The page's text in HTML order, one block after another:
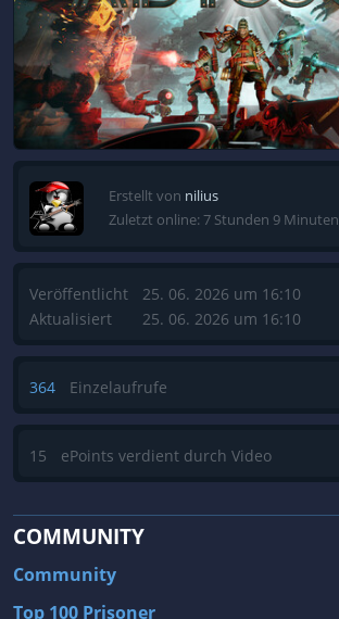
Erstellt von nilius
Zuletzt online: 7 Stunden 9 Minuten
Veröffentlicht
Aktualisiert
25. 06. 2026 um 16:10
25. 06. 2026 um 16:10
364 Einzelaufrufe
15 ePoints verdient durch Video
COMMUNITY
Community
Top 100 Prisoner